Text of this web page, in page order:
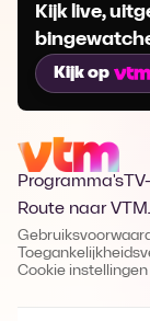
Kijk live,
Kijk op
Programma's
Route naar VTM
Cookie instellingen